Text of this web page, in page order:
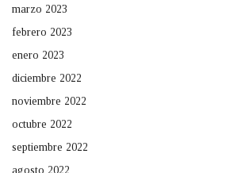
marzo 2023
febrero 2023
enero 2023
diciembre 2022
noviembre 2022
octubre 2022
septiembre 2022
agosto 2022